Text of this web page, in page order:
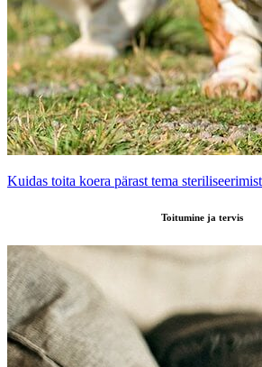
Kuidas toita koera pärast tema
Toitumine ja tervis